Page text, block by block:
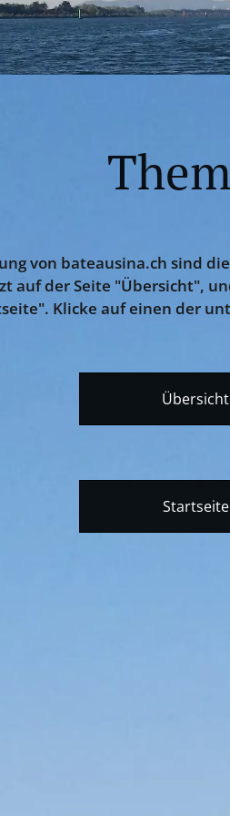
von bateausina.ch sind
auf der Seite "Übersicht",
Klicke auf einen der
Übersicht
Startseite